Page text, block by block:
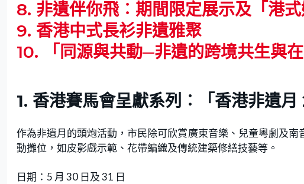
8. 非遺伴你飛︰期間限定展示及「港
9. 香港中式長衫非遺雅聚
10. 「同源與共動─非遺的跨境共生與
1. 香港賽馬會呈獻系列︰「香港非遺
作為非遺月的頭炮活動，市民除可欣賞廣東音樂、兒童粵劇及
動攤位，如皮影戲示範、花帶編織及傳統建築修繕技藝等。
日期：5 月 30 日及 31 日